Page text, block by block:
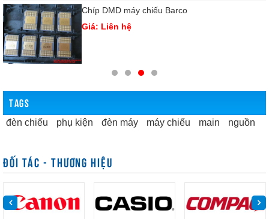
Chíp DMD máy chiếu Barco
Giá: Liên hệ
TAGS
đèn chiếu phụ kiện đèn máy máy chiếu main nguồn
ĐỐI TÁC - THƯƠNG HIỆU